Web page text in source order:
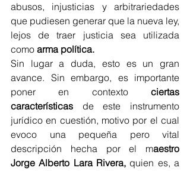
abusos, injusticias y arbitrariedades
que pudiesen generar que la nueva ley,
lejos de traer justicia sea utilizada
como arma política.
Sin lugar a duda, esto es un gran
avance. Sin embargo, es importante
poner en contexto ciertas
características de este instrumento
jurídico en cuestión, motivo por el cual
evoco una pequeña pero vital
descripción hecha por el maestro
Jorge Alberto Lara Rivera, quien es, a